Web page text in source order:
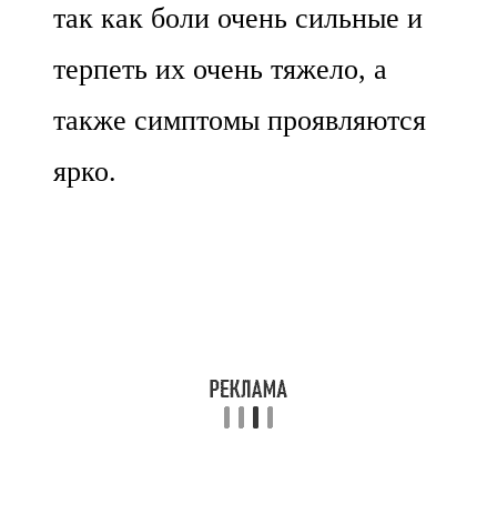
так как боли очень сильные и
терпеть их очень тяжело, а
также симптомы проявляются
ярко.